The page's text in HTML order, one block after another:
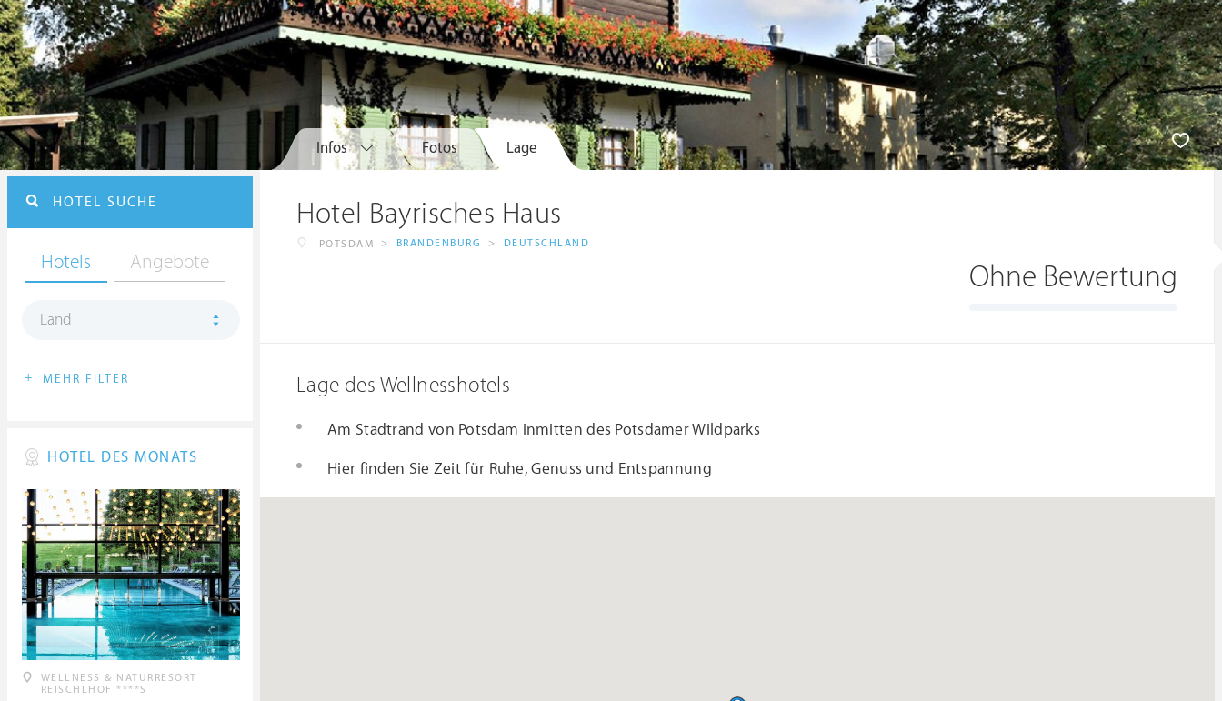
Infos Fotos Lage
Hotel Bayrisches Haus
POTSDAM > BRANDENBURG > DEUTSCHLAND
Ohne Bewertung
Lage des Wellnesshotels
Am Stadtrand von Potsdam inmitten des Potsdamer Wildparks
Hier finden Sie Zeit für Ruhe, Genuss und Entspannung
HOTEL SUCHE
Hotels Angebote
Land
+ MEHR FILTER
HOTEL DES MONATS
WELLNESS & NATURRESORT
REISCHLHOF ****S